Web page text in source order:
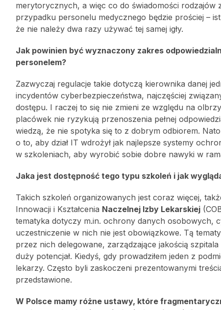
merytorycznych, a więc co do świadomości rodzajów
przypadku personelu medycznego będzie prościej –
że nie należy dwa razy używać tej samej igły.
Jak powinien być wyznaczony zakres
personelem?
Zazwyczaj regulacje takie dotyczą kierownika danej
incydentów cyberbezpieczeństwa, najczęściej
dostępu. I raczej to się nie zmieni ze względu na
placówek nie ryzykują przenoszenia pełnej
wiedzą, że nie spotyka się to z dobrym odbiorem.
o to, aby dział IT wdrożył jak najlepsze systemy
w szkoleniach, aby wyrobić sobie dobre nawyki w
Jaka jest dostępność tego typu szkoleń i jak
Takich szkoleń organizowanych jest coraz więcej,
Innowacji i Kształcenia Naczelnej Izby Lekarskiej
tematyka dotyczy m.in. ochrony danych osobowych,
uczestniczenie w nich nie jest obowiązkowe. Tą
przez nich delegowane, zarządzające jakością
duży potencjał. Kiedyś, gdy prowadziłem jeden z
lekarzy. Często byli zaskoczeni prezentowanymi
przedstawione.
W Polsce mamy różne ustawy, które